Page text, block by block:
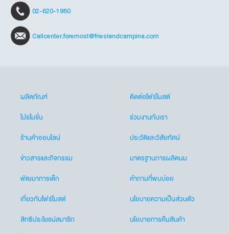
02-620-1980
Callcenter.foremost@frieslandcampina.com
ผลิตภัณฑ์
โปรโมชั่น
ร้านค้าออนไลน์
ข่าวสารและกิจกรรม
พัฒนาการเด็ก
เกี่ยวกับโฟร์โมสต์
สิทธิประโยชน์สมาชิก
ติดต่อโฟร์โมสต์
ร่วมงานกับเรา
ประวัติและวิสัยทัศน์
มาตรฐานการผลิตนม
คำถามที่พบบ่อย
นโยบายความเป็นส่วนตัว
นโยบายการคืนสินค้า